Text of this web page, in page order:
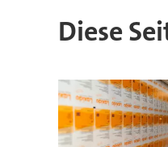
Diese